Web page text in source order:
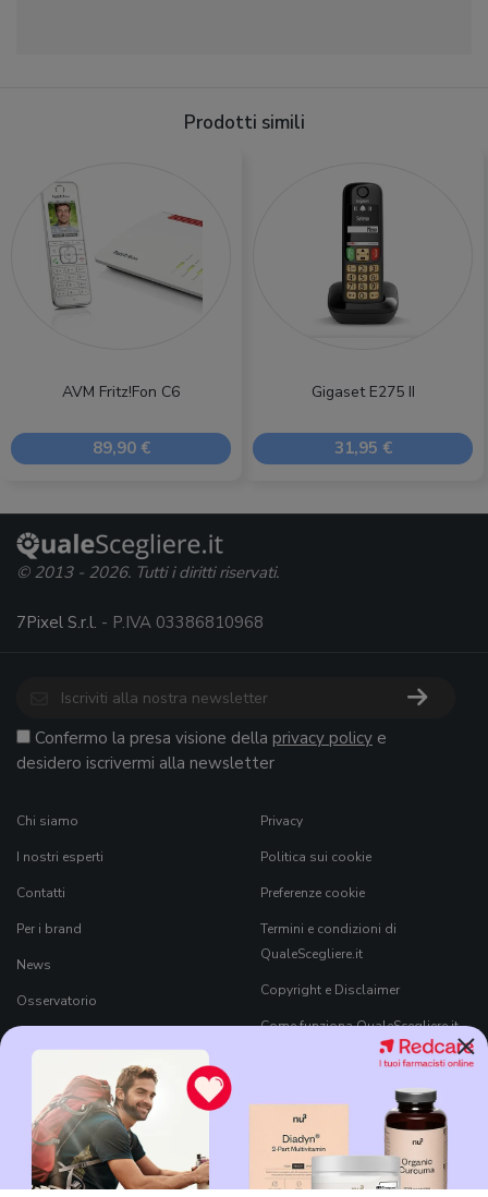
Prodotti simili
AVM Fritz!Fon C6
89,90 €
Gigaset E275 II
31,95 €
×
© 2013 - 2026. Tutti i diritti riservati.
7Pixel S.r.l. - P.IVA 03386810968
Confermo la presa visione della privacy policy e
desidero iscrivermi alla newsletter
Chi siamo
I nostri esperti
Contatti
Per i brand
News
Osservatorio
Black Friday 2026
Privacy
Politica sui cookie
Preferenze cookie
Termini e condizioni di
QualeScegliere.it
Copyright e Disclaimer
Come funziona QualeScegliere.it